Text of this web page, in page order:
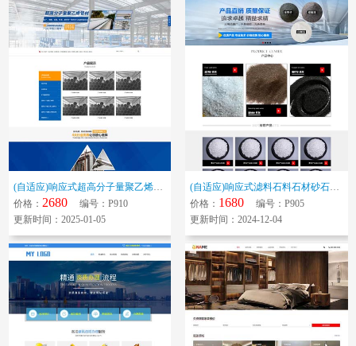
(自适应)响应式超高分子量聚乙烯管业给水工程管道工程排水水管管业公司网站...
价格： 2680编号：P910
更新时间：2025-01-05
(自适应)响应式滤料石料石材砂石地坪砂工程材料建筑材料通用展示网站模板
价格： 1680 编号：P905
更新时间：2024-12-04